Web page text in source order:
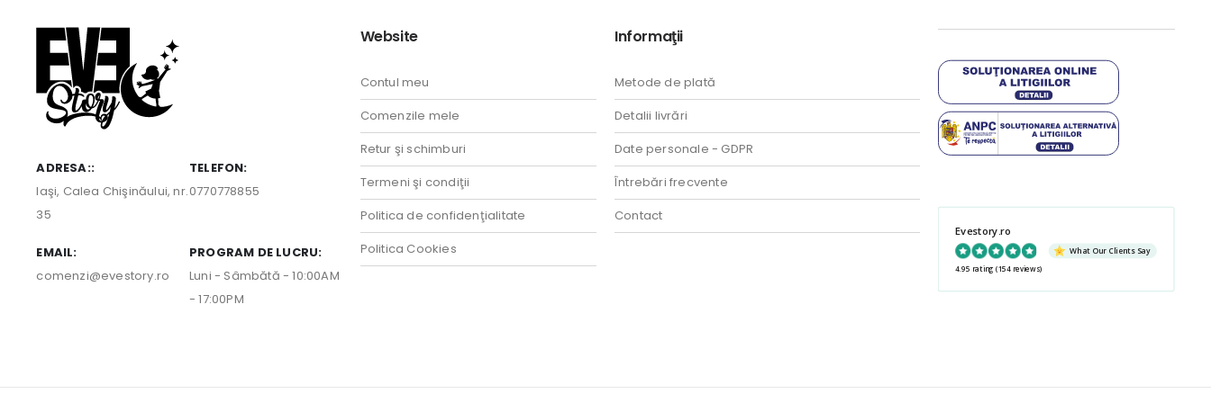
ADRESA::
Iaşi, Calea Chişinăului, nr.
35
TELEFON:
0770778855
EMAIL:
comenzi@evestory.ro
PROGRAM DE LUCRU:
Luni - Sâmbătă - 10:00AM
- 17:00PM
Website
Contul meu
Comenzile mele
Retur şi schimburi
Termeni şi condiţii
Politica de confidenţialitate
Politica Cookies
Informaţii
Metode de plată
Detalii livrări
Date personale - GDPR
Întrebări frecvente
Contact
Evestory.ro
What Our Clients Say
4.95 rating (154 reviews)